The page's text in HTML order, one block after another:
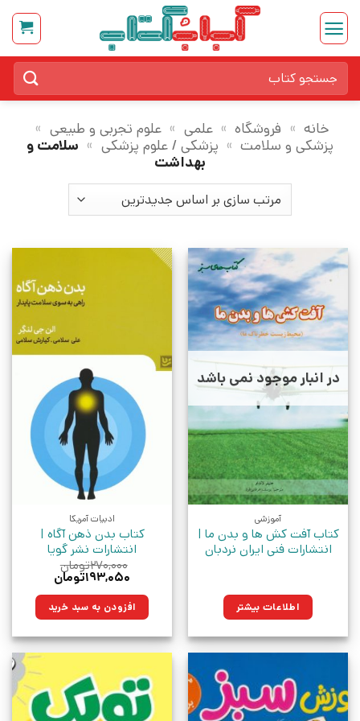
Skip
content
برای:
خانه » فروشگاه » علمی » علوم تجربی و طبیعی »
پزشکی و سلامت » پزشکی / علوم پزشکی » سلامت و
بهداشت
در انبار موجود نمی باشد
آموزشی
کتاب آفت کش ها و بدن ما |
انتشارات فنی ایران نردبان
اطلاعات بیشتر
ادبیات آمریکا
کتاب بدن ذهن آگاه |
انتشارات نشر گویا
۲۷۰,۰۰۰تومان
قیمت
۲۷۰,۰۰۰تومان
بود.
۱۹۳,۰۵۰تومان
۱۹۳,۰۵۰تومان.افزودن به سبد خرید